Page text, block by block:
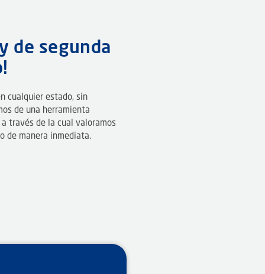
de segunda
cualquier estado, sin
de una herramienta
a través de la cual valoramos
de manera inmediata.